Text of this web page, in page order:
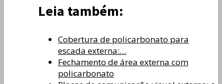
Leia também:
Cobertura de policarbonato para
escada externa:…
Fechamento de área externa com
policarbonato